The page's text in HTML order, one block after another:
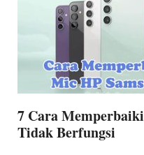
7 Cara
Tidak Berfungsi